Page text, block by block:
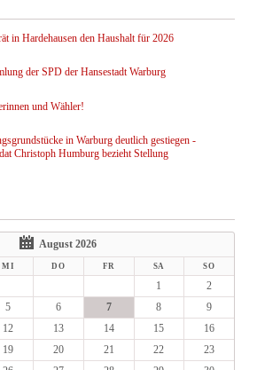
in Hardehausen den Haushalt für 2026
der SPD der Hansestadt Warburg
und Wähler!
in Warburg deutlich gestiegen -
Christoph Humburg bezieht Stellung
August 2026
MI DO FR SA SO
1
2
5 6 7 8
9
12 13 14 15
16
19 20 21 22
23